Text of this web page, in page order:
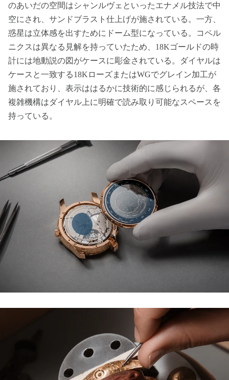
のあいだの空間はシャンルヴェといったエナメル技法で中
空にされ、サンドブラスト仕上げが施されている。一方、
惑星は立体感を出すためにドーム型になっている。コペル
ニクスは異なる見解を持っていたため、18Kゴールドの時
計には地動説の図がケースに彫金されている。ダイヤルは
ケースと一致する18KローズまたはWGでグレイン加工が
施されており、表示ははるかに技術的に感じられるが、各
複雑機構はダイヤル上に明確で読み取り可能なスペースを
持っている。